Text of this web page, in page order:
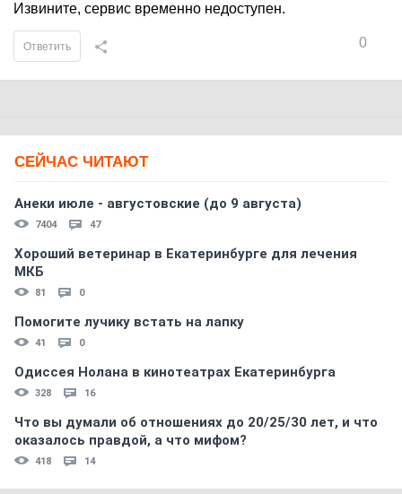
Извините, сервис временно недоступен.
0
Ответить
СЕЙЧАС ЧИТАЮТ
Анеки июле - августовские (до 9 августа)
7404 47
Хороший ветеринар в Екатеринбурге для лечения
МКБ
81 0
Помогите лучику встать на лапку
41 0
Одиссея Нолана в кинотеатрах Екатеринбурга
328 16
Что вы думали об отношениях до 20/25/30 лет, и что
оказалось правдой, а что мифом?
418 14